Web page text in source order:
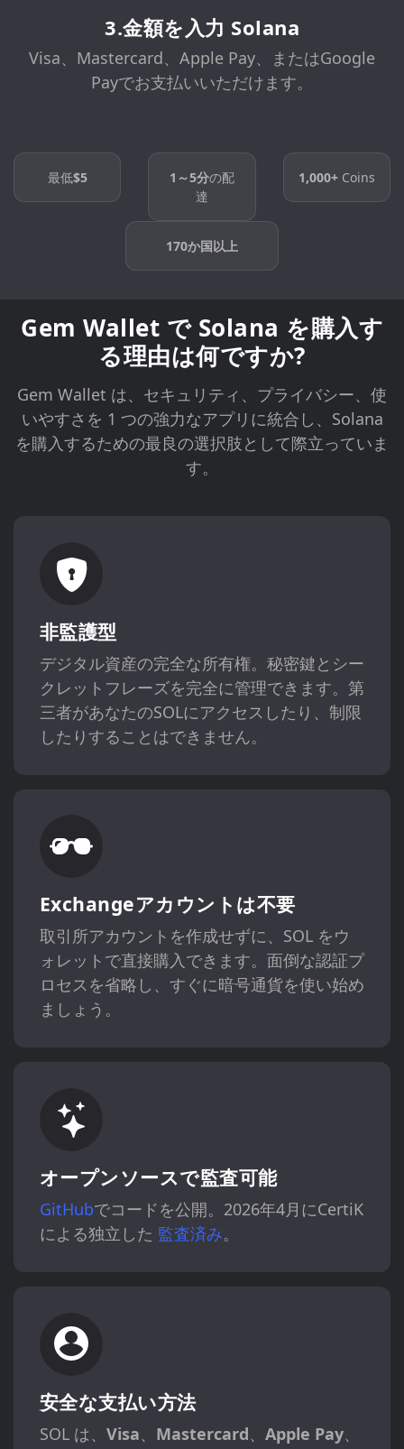
3.金額を入力 Solana
Visa、Mastercard、Apple Pay、またはGoogle
Payでお支払いいただけます。
最低$5 1～5分の配
達
1,000+Coins
170か国以上
Gem Wallet で Solana を購入す
る理由は何ですか?
Gem Wallet は、セキュリティ、プライバシー、使
いやすさを 1 つの強力なアプリに統合し、Solana
を購入するための最良の選択肢として際立っていま
す。
非監護型
デジタル資産の完全な所有権。秘密鍵とシー
クレットフレーズを完全に管理できます。第
三者があなたのSOLにアクセスしたり、制限
したりすることはできません。
Exchangeアカウントは不要
取引所アカウントを作成せずに、SOL をウ
ォレットで直接購入できます。面倒な認証プ
ロセスを省略し、すぐに暗号通貨を使い始め
ましょう。
オープンソースで監査可能
GitHubでコードを公開。2026年4月にCertiK
による独立した 監査済み。
安全な支払い方法
SOL は、 Visa、 Mastercard、 Apple Pay、